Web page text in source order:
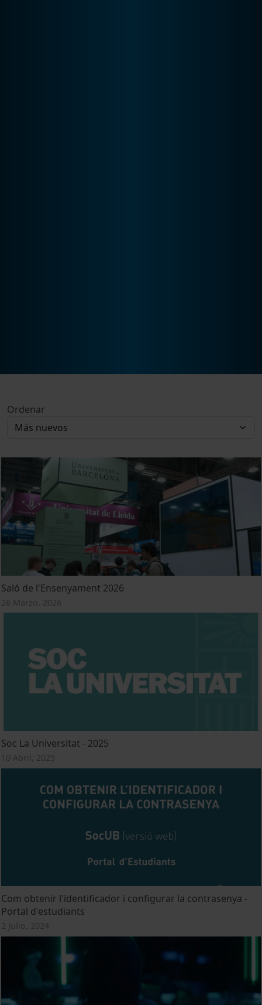
Ordenar
Saló de l'Ensenyament 2026
26 Marzo, 2026
Soc La Universitat - 2025
10 Abril, 2025
Com obtenir l'identificador i configurar la contrasenya -
Portal d'estudiants
2 Julio, 2024